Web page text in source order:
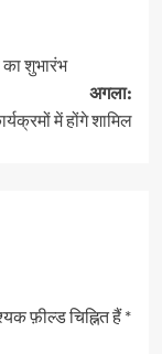
शुभारंभ
अगला:
में होंगे शामिल
फ़ील्ड चिह्नित हैं*